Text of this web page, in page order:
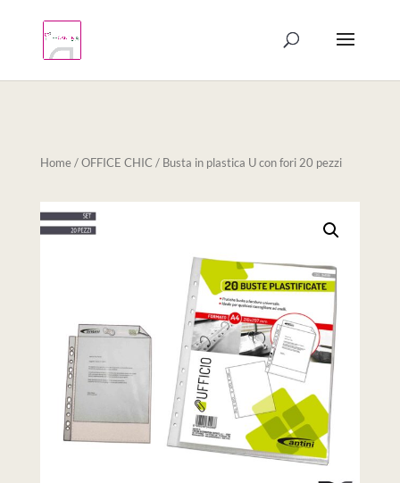
Home/OFFICE CHIC / Busta in plastica U con fori 20 pezzi